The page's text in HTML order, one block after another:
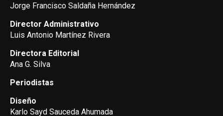
Jorge Francisco Saldaña Hernández
Director Administrativo
Luis Antonio Martínez Rivera
Directora Editorial
Ana G. Silva
Periodistas
Diseño
Karlo Sayd Sauceda Ahumada